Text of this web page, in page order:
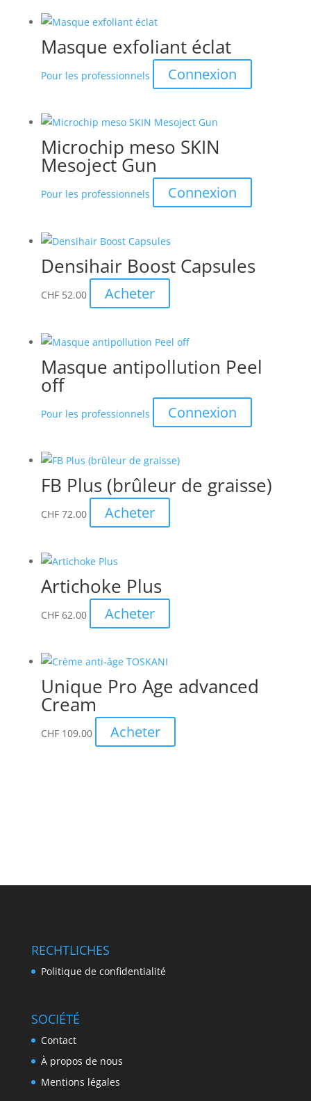
Masque exfoliant éclat
Pour les professionnels Connexion
Microchip meso SKIN
Mesoject Gun
Pour les professionnels Connexion
Densihair Boost Capsules
CHF52.00 Acheter
Masque antipollution Peel
off
Pour les professionnels Connexion
FB Plus (brûleur de graisse)
CHF72.00 Acheter
Artichoke Plus
CHF62.00 Acheter
Unique Pro Age advanced
Cream
CHF109.00 Acheter
RECHTLICHES
Politique de confidentialité
SOCIÉTÉ
Contact
À propos de nous
Mentions légales